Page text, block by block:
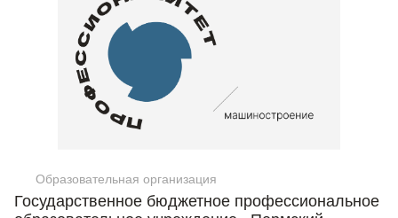
Образовательная организация
Государственное бюджетное профессиональное